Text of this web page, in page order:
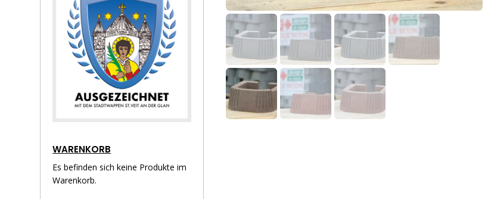
WARENKORB
Es befinden sich keine Produkte im
Warenkorb.